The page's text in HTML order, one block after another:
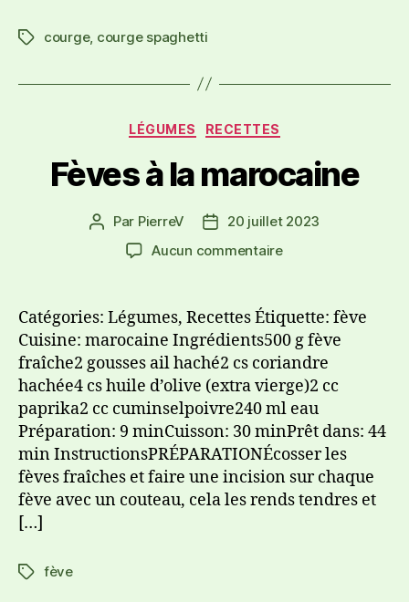
courge, courge spaghetti
LÉGUMES RECETTES
Fèves à la marocaine
Par PierreV
20 juillet 2023
Aucun commentaire
Catégories: Légumes, Recettes Étiquette: fève
Cuisine: marocaine Ingrédients500 g fève
fraîche2 gousses ail haché2 cs coriandre
hachée4 cs huile d’olive (extra vierge)2 cc
paprika2 cc cuminselpoivre240 ml eau
Préparation: 9 minCuisson: 30 minPrêt dans: 44
min InstructionsPRÉPARATIONÉcosser les
fèves fraîches et faire une incision sur chaque
fève avec un couteau, cela les rends tendres et
[…]
fève